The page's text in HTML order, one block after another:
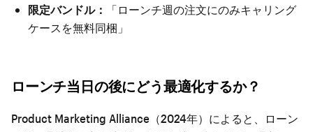
限定バンドル：
「ローンチ週の注文にのみキャリング
ケースを無料同梱」
ローンチ当日の後にどう最適化するか？
Product Marketing Alliance（2024年）によると、ローン